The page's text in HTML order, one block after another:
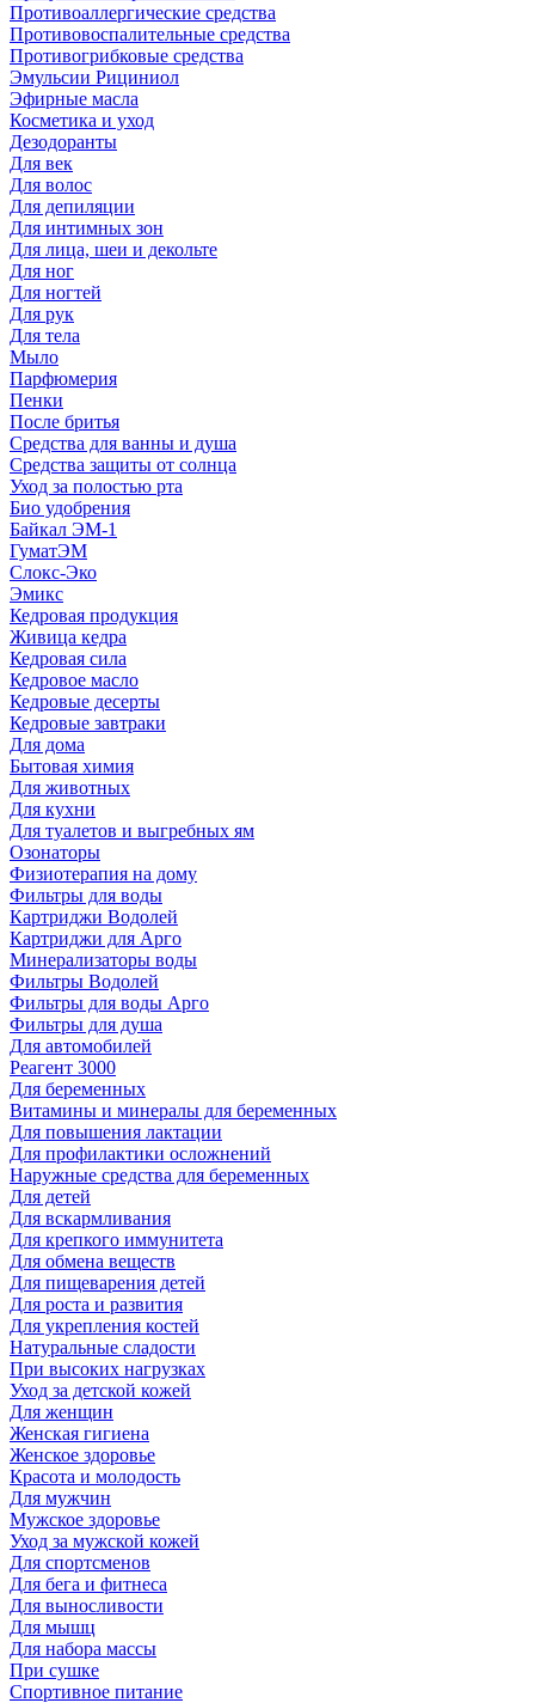
Противоаллергические средства
Противовоспалительные средства
Противогрибковые средства
Эмульсии Рициниол
Эфирные масла
Косметика и уход
Дезодоранты
Для век
Для волос
Для депиляции
Для интимных зон
Для лица, шеи и декольте
Для ног
Для ногтей
Для рук
Для тела
Мыло
Парфюмерия
Пенки
После бритья
Средства для ванны и душа
Средства защиты от солнца
Уход за полостью рта
Био удобрения
Байкал ЭМ-1
ГуматЭМ
Слокс-Эко
Эмикс
Кедровая продукция
Живица кедра
Кедровая сила
Кедровое масло
Кедровые десерты
Кедровые завтраки
Для дома
Бытовая химия
Для животных
Для кухни
Для туалетов и выгребных ям
Озонаторы
Физиотерапия на дому
Фильтры для воды
Картриджи Водолей
Картриджи для Арго
Минерализаторы воды
Фильтры Водолей
Фильтры для воды Арго
Фильтры для душа
Для автомобилей
Реагент 3000
Для беременных
Витамины и минералы для беременных
Для повышения лактации
Для профилактики осложнений
Наружные средства для беременных
Для детей
Для вскармливания
Для крепкого иммунитета
Для обмена веществ
Для пищеварения детей
Для роста и развития
Для укрепления костей
Натуральные сладости
При высоких нагрузках
Уход за детской кожей
Для женщин
Женская гигиена
Женское здоровье
Красота и молодость
Для мужчин
Мужское здоровье
Уход за мужской кожей
Для спортсменов
Для бега и фитнеса
Для выносливости
Для мышц
Для набора массы
При сушке
Спортивное питание